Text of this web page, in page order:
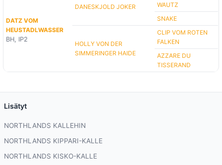
DATZ VOM
HEUSTADLWASSER
BH, IP2
DANESKJOLD JOKER
WAUTZ
SNAKE
HOLLY VON DER
SIMMERINGER HAIDE
CLIP VOM ROTEN
FALKEN
AZZARE DU
TISSERAND
Lisätyt
NORTHLANDS KALLEHIN
NORTHLANDS KIPPARI-KALLE
NORTHLANDS KISKO-KALLE